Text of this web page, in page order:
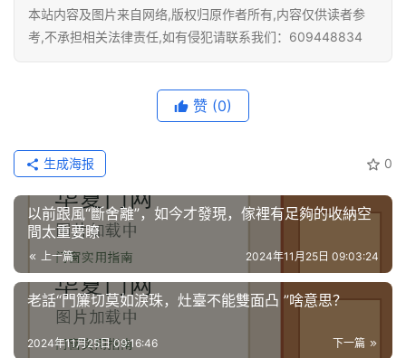
本站内容及图片来自网络,版权归原作者所有,内容仅供读者参
考,不承担相关法律责任,如有侵犯请联系我们：609448834
赞 (0)
0
生成海报
以前跟風“斷舍離”，如今才發現，傢裡有足夠的收納空
間太重要瞭
上一篇 2024年11月25日 09:03:24
老話“門簾切莫如淚珠，灶臺不能雙面凸 ”啥意思？
下一篇
2024年11月25日 09:16:46